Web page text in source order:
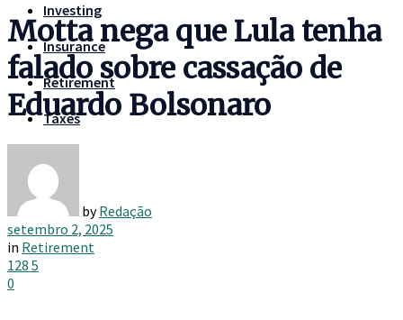
Investing
Insurance
Retirement
Taxes
Motta nega que Lula tenha
falado sobre cassação de
Eduardo Bolsonaro
by Redação
setembro 2, 2025
in Retirement
128 5
0